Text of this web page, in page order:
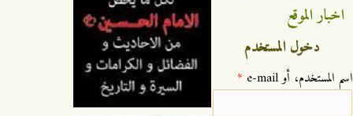
اخبار الموقع
دخول المستخدم
‏اسم المستخدم، أو e-mail ‏ *